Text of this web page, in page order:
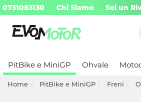
0731083130 Chi Siamo Sei un
PitBike e MiniGP Ohvale
Home PitBike e MiniGP Freni